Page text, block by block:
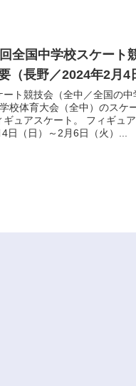
全国中学校スケート
（長野／2024年2月4
ート競技会（全中／全国の
校体育大会（全中）のスケ
ギュアスケート。 フィギュ
4日（日）～2月6日（火）...